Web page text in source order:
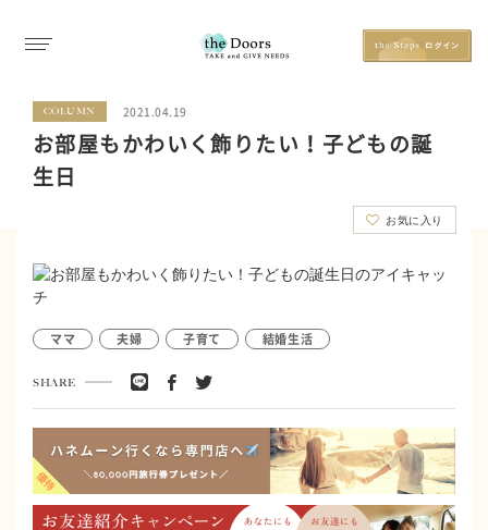
COLUMN 2021.04.19
お部屋もかわいく飾りたい！子どもの誕
生日
お気に入り
ママ 夫婦 子育て 結婚生活
SHARE